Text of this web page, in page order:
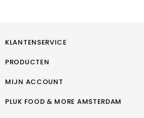
KLANTENSERVICE
PRODUCTEN
MIJN ACCOUNT
PLUK FOOD & MORE AMSTERDAM